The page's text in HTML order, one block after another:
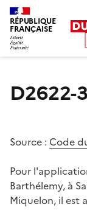
RÉPUBLIQUE
FRANÇAISE
D2622-3
Source : Code
Pour
Barthélemy, à
Miquelon, il est